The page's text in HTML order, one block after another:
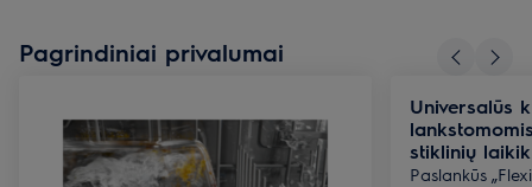
Pagrindiniai privalumai
Universalūs
stiklinių
Paslankūs